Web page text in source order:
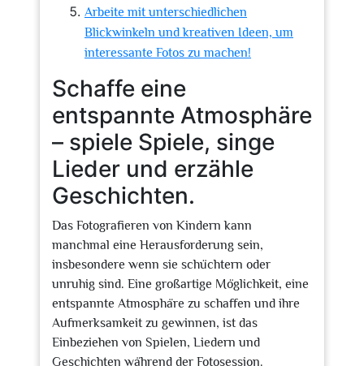
Arbeite mit unterschiedlichen
Blickwinkeln und kreativen Ideen, um
interessante Fotos zu machen!
Schaffe eine
entspannte Atmosphäre
– spiele Spiele, singe
Lieder und erzähle
Geschichten.
Das Fotografieren von Kindern kann
manchmal eine Herausforderung sein,
insbesondere wenn sie schüchtern oder
unruhig sind. Eine großartige Möglichkeit, eine
entspannte Atmosphäre zu schaffen und ihre
Aufmerksamkeit zu gewinnen, ist das
Einbeziehen von Spielen, Liedern und
Geschichten während der Fotosession.